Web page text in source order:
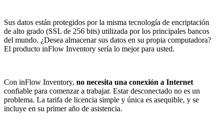
Sus datos están protegidos por la misma tecnología de encriptación
de alto grado (SSL de 256 bits) utilizada por los principales bancos
del mundo. ¿Desea almacenar sus datos en su propia computadora?
El producto inFlow Inventory sería lo mejor para usted.
Con inFlow Inventory, no necesita una conexión a Internet
confiable para comenzar a trabajar. Estar desconectado no es un
problema. La tarifa de licencia simple y única es asequible, y se
incluye en su primer año de asistencia.